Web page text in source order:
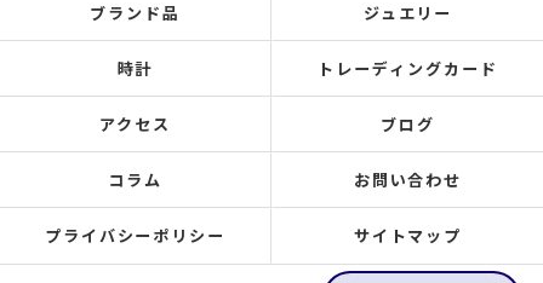
ブランド品 ジュエリー
時計 トレーディングカード
アクセス ブログ
コラム お問い合わせ
プライバシーポリシー サイトマップ